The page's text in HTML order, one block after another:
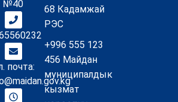
№40
почта:
68 Кадамжай
РЭС
+996 555 123
456 Майдан
муниципалдык
кызмат